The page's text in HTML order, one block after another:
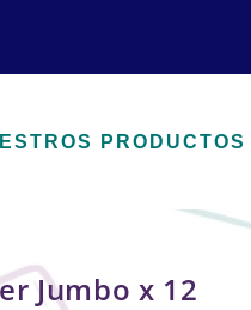
PRODUCTOS
Jumbo x 12